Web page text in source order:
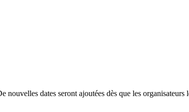
dates seront ajoutées dès que les